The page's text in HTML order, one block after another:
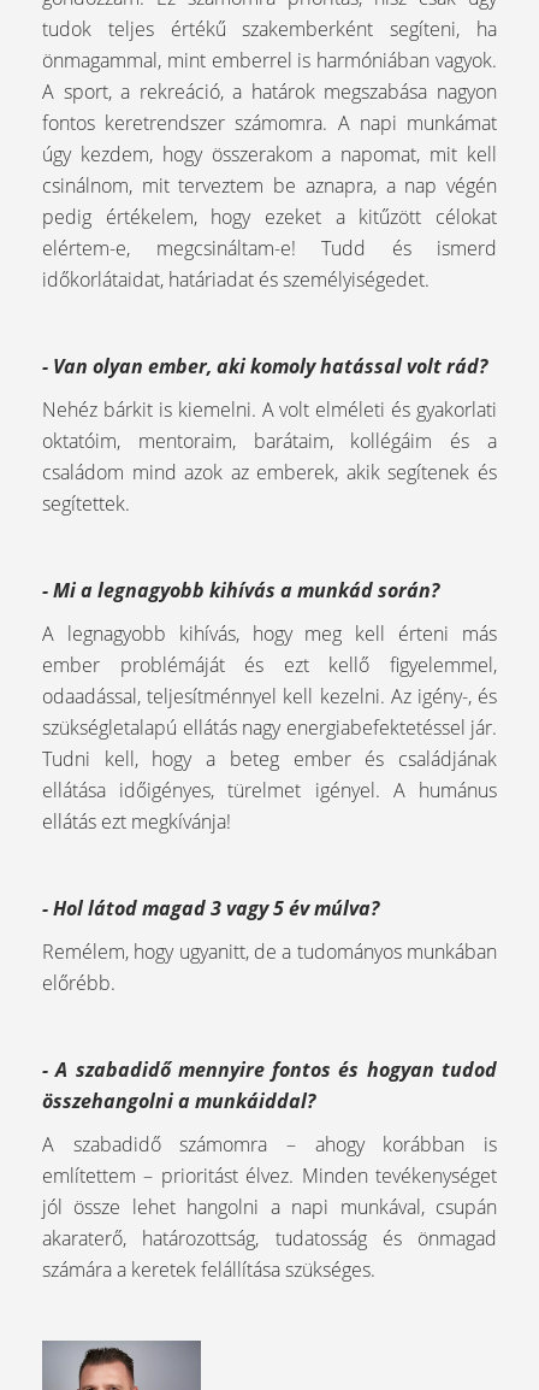
tudok teljes értékű szakemberként segíteni, ha
önmagammal, mint emberrel is harmóniában vagyok.
A sport, a rekreáció, a határok megszabása nagyon
fontos keretrendszer számomra. A napi munkámat
úgy kezdem, hogy összerakom a napomat, mit kell
csinálnom, mit terveztem be aznapra, a nap végén
pedig értékelem, hogy ezeket a kitűzött célokat
elértem-e, megcsináltam-e! Tudd és ismerd
időkorlátaidat, határiadat és személyiségedet.
- Van olyan ember, aki komoly hatással volt rád?
Nehéz bárkit is kiemelni. A volt elméleti és gyakorlati
oktatóim, mentoraim, barátaim, kollégáim és a
családom mind azok az emberek, akik segítenek és
segítettek.
- Mi a legnagyobb kihívás a munkád során?
A legnagyobb kihívás, hogy meg kell érteni más
ember problémáját és ezt kellő figyelemmel,
odaadással, teljesítménnyel kell kezelni. Az igény-, és
szükségletalapú ellátás nagy energiabefektetéssel jár.
Tudni kell, hogy a beteg ember és családjának
ellátása időigényes, türelmet igényel. A humánus
ellátás ezt megkívánja!
- Hol látod magad 3 vagy 5 év múlva?
Remélem, hogy ugyanitt, de a tudományos munkában
előrébb.
- A szabadidő mennyire fontos és hogyan tudod
összehangolni a munkáiddal?
A szabadidő számomra – ahogy korábban is
említettem – prioritást élvez. Minden tevékenységet
jól össze lehet hangolni a napi munkával, csupán
akaraterő, határozottság, tudatosság és önmagad
számára a keretek felállítása szükséges.